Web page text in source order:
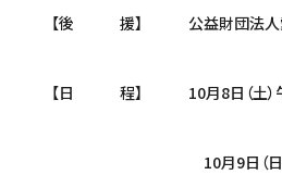
【後 援】 公益財団法人愛
【日 程】 10月8日（土）午
10月9日（日）午前